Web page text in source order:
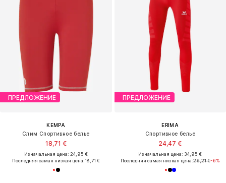
ПРЕДЛОЖЕНИЕ
KEMPA
Слим Спортивное белье
18,71 €
Изначальная цена: 24,95 €
Последняя самая низкая цена:18,71 €
ПРЕДЛОЖЕНИЕ
ERIMA
Спортивное белье
24,47 €
Изначальная цена: 34,95 €
Последняя самая низкая цена:26,21 €-6%